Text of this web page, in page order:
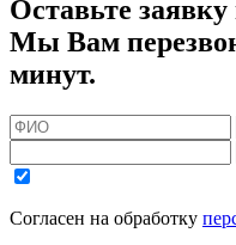
Оставьте
Мы Вам
минут.
Согласен на обработку